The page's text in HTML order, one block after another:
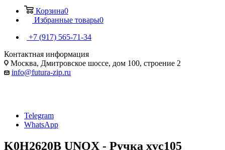
Корзина0
Избранные товары0
+7 (917) 565-71-34
Контактная информация
Москва, Дмитровское шоссе, дом 100, строение 2
info@futura-zip.ru
Telegram
WhatsApp
K0H2620B UNOX - Ручка xvc105